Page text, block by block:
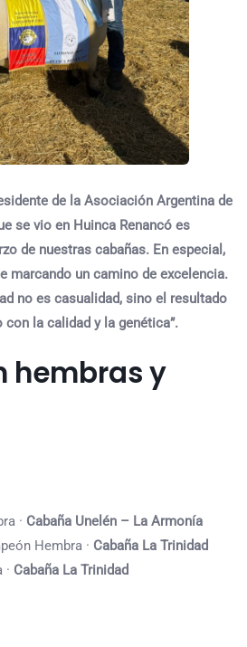
de la Asociación Argentina de
se vio en Huinca Renancó es
de nuestras cabañas. En especial,
marcando un camino de excelencia.
no es casualidad, sino el resultado
la calidad y la genética”.
hembras y
· Cabaña Unelén – La Armonía
Hembra · Cabaña La Trinidad
Cabaña La Trinidad